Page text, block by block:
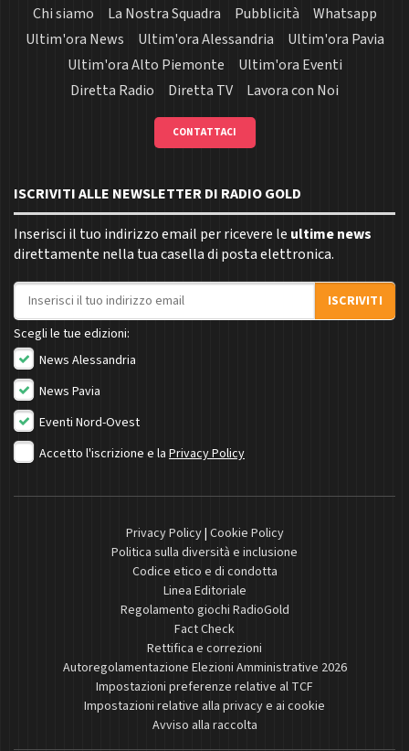
Chi siamo La Nostra Squadra Pubblicità
Whatsapp
Ultim'ora News
Ultim'ora Alessandria
Ultim'ora Pavia
Ultim'ora Alto Piemonte
Ultim'ora Eventi
Diretta Radio
Diretta TV Lavora con Noi
CONTATTACI
ISCRIVITI ALLE NEWSLETTER DI RADIO GOLD
Inserisci il tuo indirizzo email per ricevere le ultime news
direttamente nella tua casella di posta elettronica.
Indirizzo email
ISCRIVITI
Scegli le tue edizioni:
News Alessandria
News Pavia
Eventi Nord-Ovest
Accetto l'iscrizione e la Privacy Policy
Privacy Policy| Cookie Policy
Politica sulla diversità e inclusione
Codice etico e di condotta
Linea Editoriale
Regolamento giochi RadioGold
Fact Check
Rettifica e correzioni
Autoregolamentazione Elezioni Amministrative 2026
Impostazioni preferenze relative al TCF
Impostazioni relative alla privacy e ai cookie
Avviso alla raccolta